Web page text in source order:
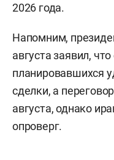
2026 года.
Напомним,
августа заявил,
планировавшихся
сделки, а
августа, однако
опроверг.